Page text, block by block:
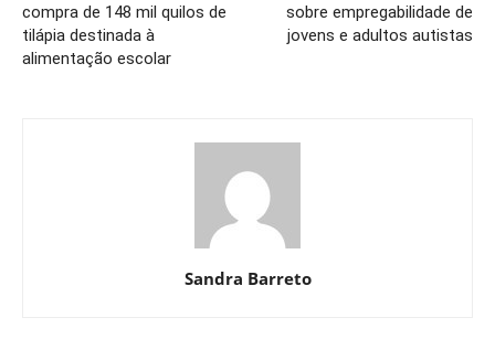
compra de 148 mil quilos de
tilápia destinada à
alimentação escolar
sobre empregabilidade de
jovens e adultos autistas
Sandra Barreto